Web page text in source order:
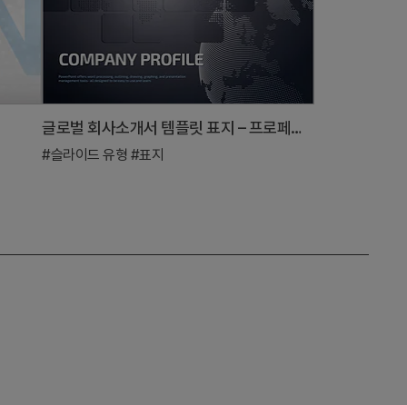
글로벌 회사소개서 템플릿 표지 – 프로페셔널한 시작
#슬라이드 유형 #표지